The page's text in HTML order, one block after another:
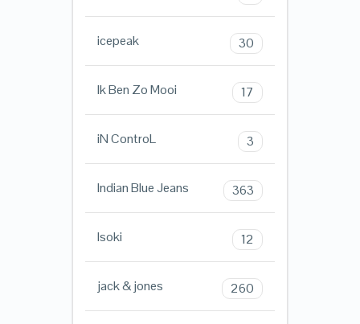
icepeak 30
Ik Ben Zo Mooi 17
iN ControL 3
Indian Blue Jeans 363
Isoki 12
jack & jones 260